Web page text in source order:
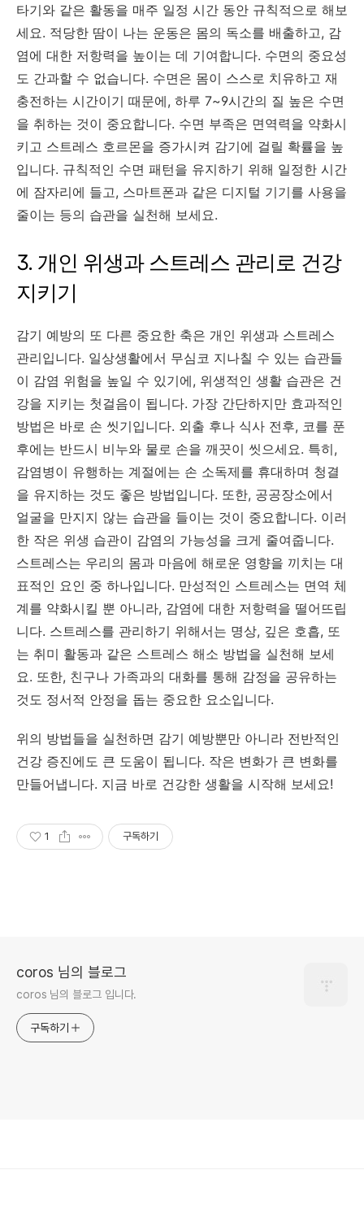
타기와 같은 활동을 매주 일정 시간 동안 규칙적으로 해보
세요. 적당한 땀이 나는 운동은 몸의 독소를 배출하고, 감
염에 대한 저항력을 높이는 데 기여합니다. 수면의 중요성
도 간과할 수 없습니다. 수면은 몸이 스스로 치유하고 재
충전하는 시간이기 때문에, 하루 7~9시간의 질 높은 수면
을 취하는 것이 중요합니다. 수면 부족은 면역력을 약화시
키고 스트레스 호르몬을 증가시켜 감기에 걸릴 확률을 높
입니다. 규칙적인 수면 패턴을 유지하기 위해 일정한 시간
에 잠자리에 들고, 스마트폰과 같은 디지털 기기를 사용을
줄이는 등의 습관을 실천해 보세요.
3. 개인 위생과 스트레스 관리로 건강
지키기
감기 예방의 또 다른 중요한 축은 개인 위생과 스트레스
관리입니다. 일상생활에서 무심코 지나칠 수 있는 습관들
이 감염 위험을 높일 수 있기에, 위생적인 생활 습관은 건
강을 지키는 첫걸음이 됩니다. 가장 간단하지만 효과적인
방법은 바로 손 씻기입니다. 외출 후나 식사 전후, 코를 푼
후에는 반드시 비누와 물로 손을 깨끗이 씻으세요. 특히,
감염병이 유행하는 계절에는 손 소독제를 휴대하며 청결
을 유지하는 것도 좋은 방법입니다. 또한, 공공장소에서
얼굴을 만지지 않는 습관을 들이는 것이 중요합니다. 이러
한 작은 위생 습관이 감염의 가능성을 크게 줄여줍니다.
스트레스는 우리의 몸과 마음에 해로운 영향을 끼치는 대
표적인 요인 중 하나입니다. 만성적인 스트레스는 면역 체
계를 약화시킬 뿐 아니라, 감염에 대한 저항력을 떨어뜨립
니다. 스트레스를 관리하기 위해서는 명상, 깊은 호흡, 또
는 취미 활동과 같은 스트레스 해소 방법을 실천해 보세
요. 또한, 친구나 가족과의 대화를 통해 감정을 공유하는
것도 정서적 안정을 돕는 중요한 요소입니다.
위의 방법들을 실천하면 감기 예방뿐만 아니라 전반적인
건강 증진에도 큰 도움이 됩니다. 작은 변화가 큰 변화를
만들어냅니다. 지금 바로 건강한 생활을 시작해 보세요!
1 구독하기
coros 님의 블로그
coros 님의 블로그 입니다.
구독하기